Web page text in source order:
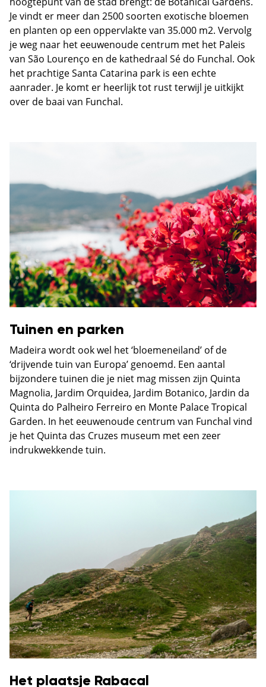
Je vindt er meer dan 2500 soorten exotische bloemen
en planten op een oppervlakte van 35.000 m2. Vervolg
je weg naar het eeuwenoude centrum met het Paleis
van São Lourenço en de kathedraal Sé do Funchal. Ook
het prachtige Santa Catarina park is een echte
aanrader. Je komt er heerlijk tot rust terwijl je uitkijkt
over de baai van Funchal.
Tuinen en parken
Madeira wordt ook wel het ‘bloemeneiland’ of de
‘drijvende tuin van Europa’ genoemd. Een aantal
bijzondere tuinen die je niet mag missen zijn Quinta
Magnolia, Jardim Orquidea, Jardim Botanico, Jardin da
Quinta do Palheiro Ferreiro en Monte Palace Tropical
Garden. In het eeuwenoude centrum van Funchal vind
je het Quinta das Cruzes museum met een zeer
indrukwekkende tuin.
Het plaatsje Rabacal